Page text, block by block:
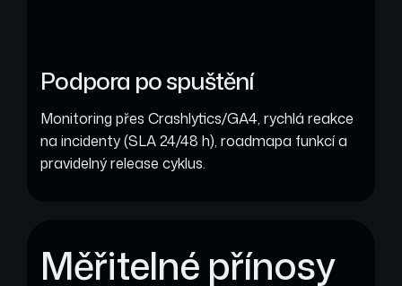
Podpora po spuštění
Monitoring přes Crashlytics/GA4, rychlá reakce
na incidenty (SLA 24/48 h), roadmapa funkcí a
pravidelný release cyklus.
Měřitelné přínosy